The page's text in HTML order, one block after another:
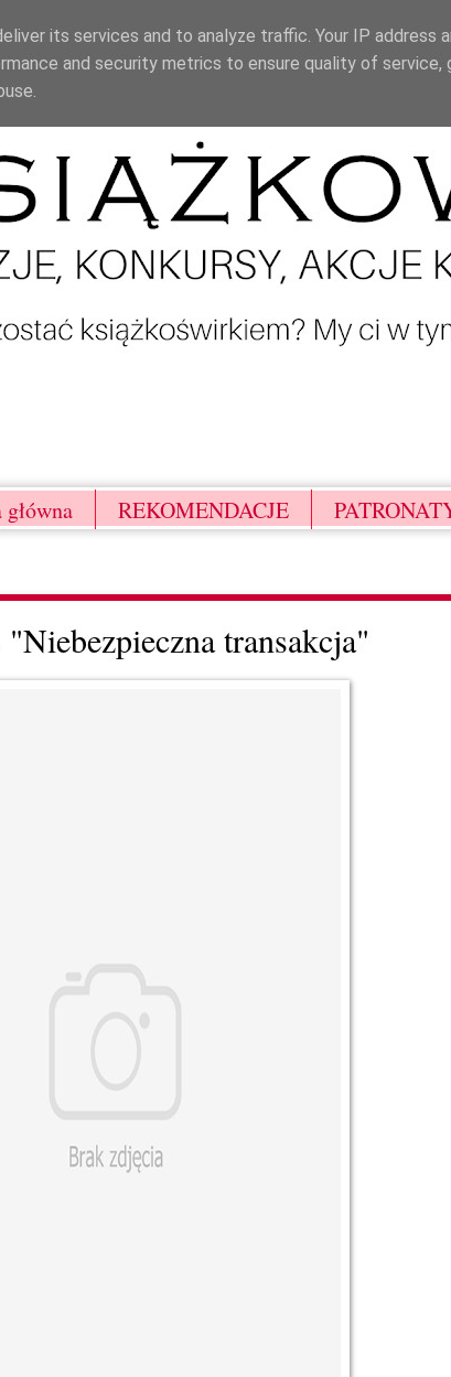
REKOMENDACJE
transakcja"
its services and to analyze traffic. Your IP address
and security metrics to ensure quality of service,